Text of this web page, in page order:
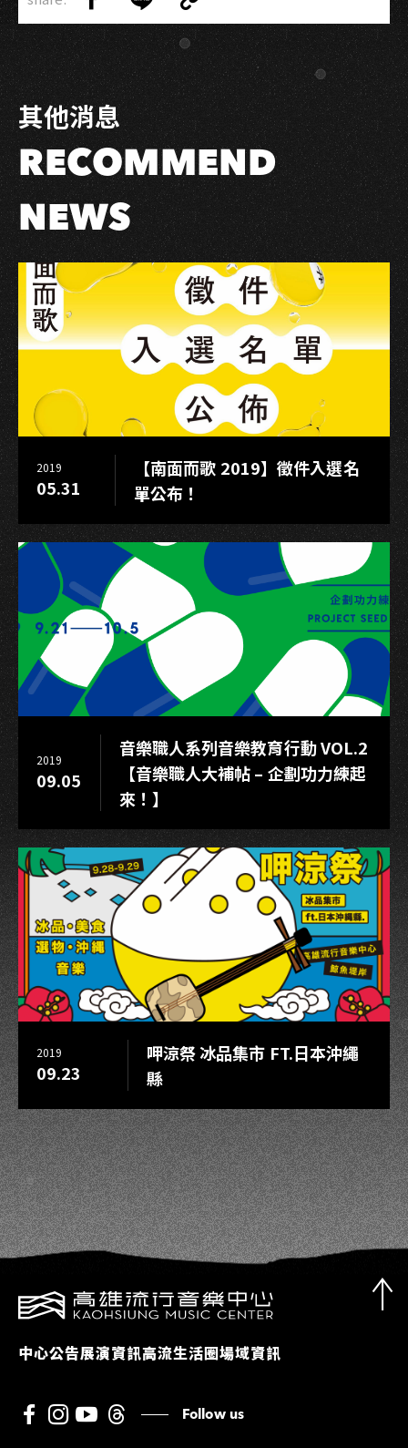
誕
趴》
理
想
混
蛋、
芒
果
醬
等
13
組
藝
人
熱
15
萬
聚
港
灣
聖
誕
Share
on
Facebook
Share
on
LINE
Copy
Link
Link
其他消息
RECOMMEND
NEWS
2019
05.31
【南面而歌 2019】徵件入選名
單公布！
2019
09.05
音樂職人系列音樂教育行動 VOL.2
【音樂職人大補帖 – 企劃功力練起
來！】
2019
09.23
呷涼祭 冰品集市 FT.日本沖繩
縣
中心公告展演資訊高流生活圈場域資訊
Follow us